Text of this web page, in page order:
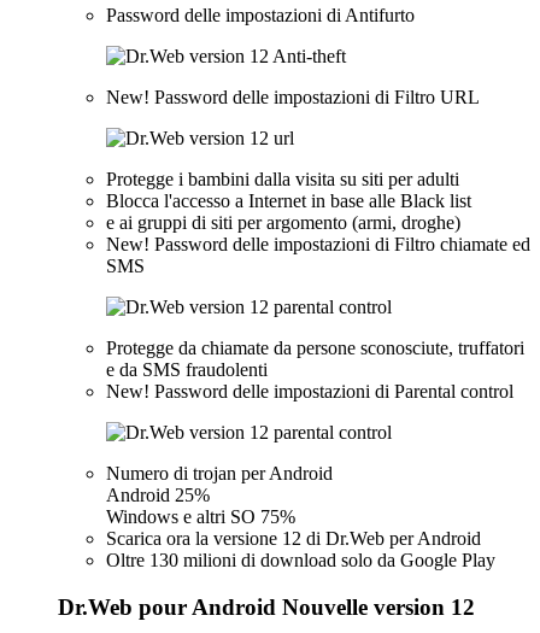
Password delle impostazioni di Antifurto
New! Password delle impostazioni di Filtro URL
Protegge i bambini dalla visita su siti per adulti
Blocca l'accesso a Internet in base alle Black list
e ai gruppi di siti per argomento (armi, droghe)
New! Password delle impostazioni di Filtro chiamate ed
SMS
Protegge da chiamate da persone sconosciute, truffatori
e da SMS fraudolenti
New! Password delle impostazioni di Parental control
Numero di trojan per Android
Android 25%
Windows e altri SO 75%
Scarica ora la versione 12 di Dr.Web per Android
Oltre 130 milioni di download solo da Google Play
Dr.Web pour Android Nouvelle version 12